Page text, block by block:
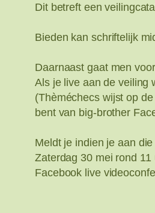
Dit betreft een
Bieden kan schriftelijk
Daarnaast gaat men
Als je live aan de veiling
(Thèméchecs wijst op
bent van big-brother
Meldt je indien je aan
Zaterdag 30 mei rond
Facebook live